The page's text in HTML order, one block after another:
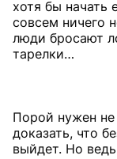
хотя бы начать
совсем ничего
люди бросают
тарелки…
Порой нужен не
доказать, что
выйдет. Но